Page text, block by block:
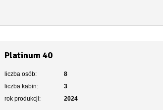
Platinum 40
liczba osób:
8
liczba kabin:
3
rok produkcji:
2024